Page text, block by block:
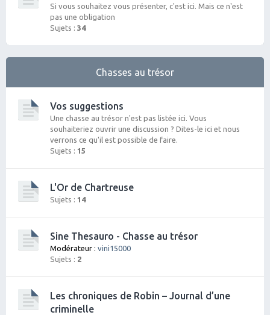
Si vous souhaitez vous présenter, c'est ici. Mais ce n'est
pas une obligation
Sujets : 34
Chasses au trésor
Vos suggestions
Une chasse au trésor n'est pas listée ici. Vous
souhaiteriez ouvrir une discussion ? Dites-le ici et nous
verrons ce qu'il est possible de faire.
Sujets : 15
L'Or de Chartreuse
Sujets : 14
Sine Thesauro - Chasse au trésor
Modérateur : vini15000
Sujets : 2
Les chroniques de Robin – Journal d’une
criminelle